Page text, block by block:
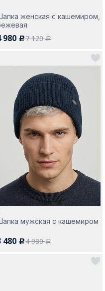
город
женская с кашемиром,
980 c7 120a
мужская с кашемиром
480 c4 980a